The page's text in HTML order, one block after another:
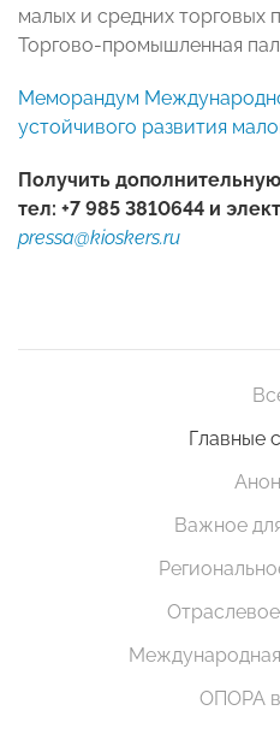
малых и средних торговых
Торгово-промышленная
Меморандум
устойчивого развития
Получить
тел: +7 985 3810644 и
pressa@kioskers.ru
Главные
Важное
Международная
ОПОРА